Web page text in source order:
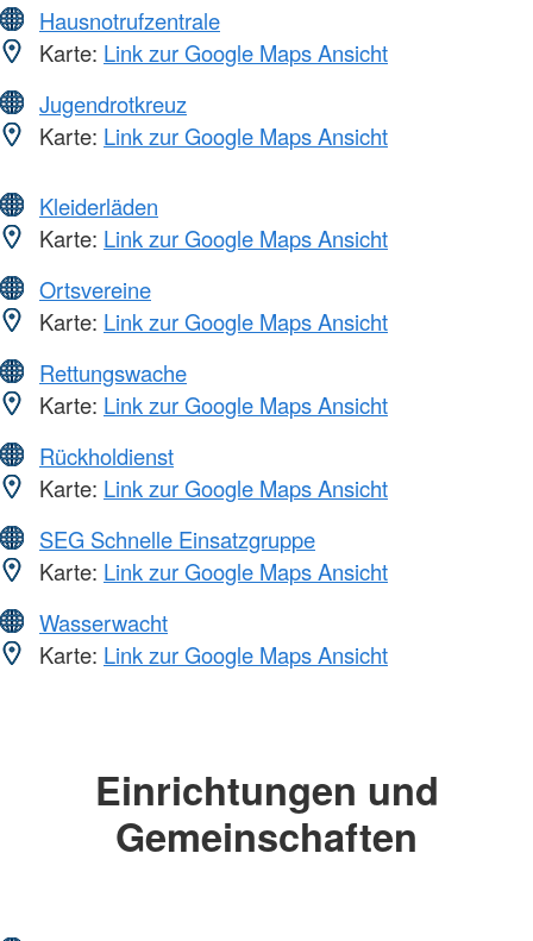
Hausnotrufzentrale
Karte: Link zur Google Maps Ansicht
Jugendrotkreuz
Karte: Link zur Google Maps Ansicht
Kleiderläden
Karte: Link zur Google Maps Ansicht
Ortsvereine
Karte: Link zur Google Maps Ansicht
Rettungswache
Karte: Link zur Google Maps Ansicht
Rückholdienst
Karte: Link zur Google Maps Ansicht
SEG Schnelle Einsatzgruppe
Karte: Link zur Google Maps Ansicht
Wasserwacht
Karte: Link zur Google Maps Ansicht
Einrichtungen und
Gemeinschaften